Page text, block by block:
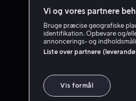
Vi og vores partnere
Bruge præcise geografiske
identifikation. Opbevare og/
annoncerings- og
Liste over partnere
Vis formål